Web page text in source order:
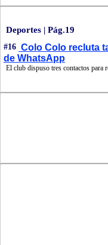
Deportes | Pág.19
#16 Colo Colo recluta
de WhatsApp
El club dispuso tres contactos para